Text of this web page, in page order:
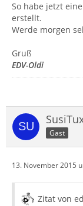
So habe jetzt
erstellt.
Werde morgen
Gruß
EDV-Oldi
Gast
13. November 2015
Zitat von